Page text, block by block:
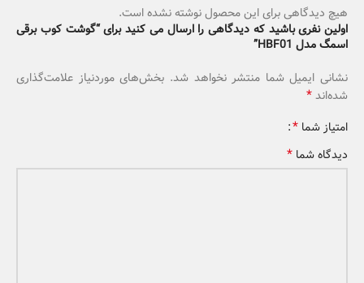
هیچ دیدگاهی برای این محصول نوشته نشده است.
اولین نفری باشید که دیدگاهی را ارسال می کنید برای “گوشت کوب برقی
اسمگ مدل HBF01”
نشانی ایمیل شما منتشر نخواهد شد. بخش‌های موردنیاز علامت‌گذاری
شده‌اند*
امتیاز شما *
دیدگاه شما *